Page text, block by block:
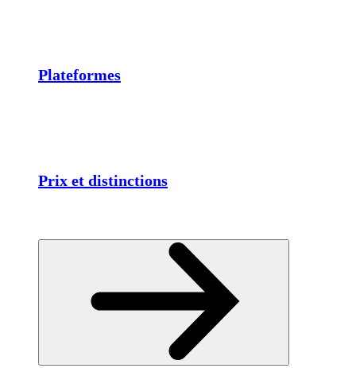
Plateformes
Prix et distinctions